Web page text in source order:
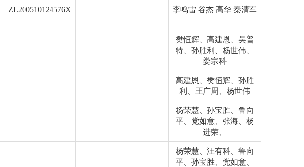
ZL200510124576X 李鸣雷 谷杰 高华 秦清军
樊恒辉、高建恩、吴普
特、孙胜利、杨世伟、
娄宗科
高建恩、樊恒辉、孙胜
利、王广周、杨世伟
杨荣慧、孙宝胜、鲁向
平、党如意、张海、杨
进荣、
杨荣慧、汪有科、鲁向
平、孙宝胜、党如意、